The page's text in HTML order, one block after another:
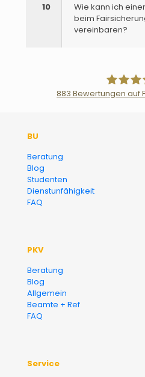
10
Wie kann ich
beim
vereinbaren?
883 Bewertungen auf
BU
Beratung
Blog
Studenten
Dienstunfähigkeit
FAQ
PKV
Beratung
Blog
Allgemein
Beamte + Ref
FAQ
Service